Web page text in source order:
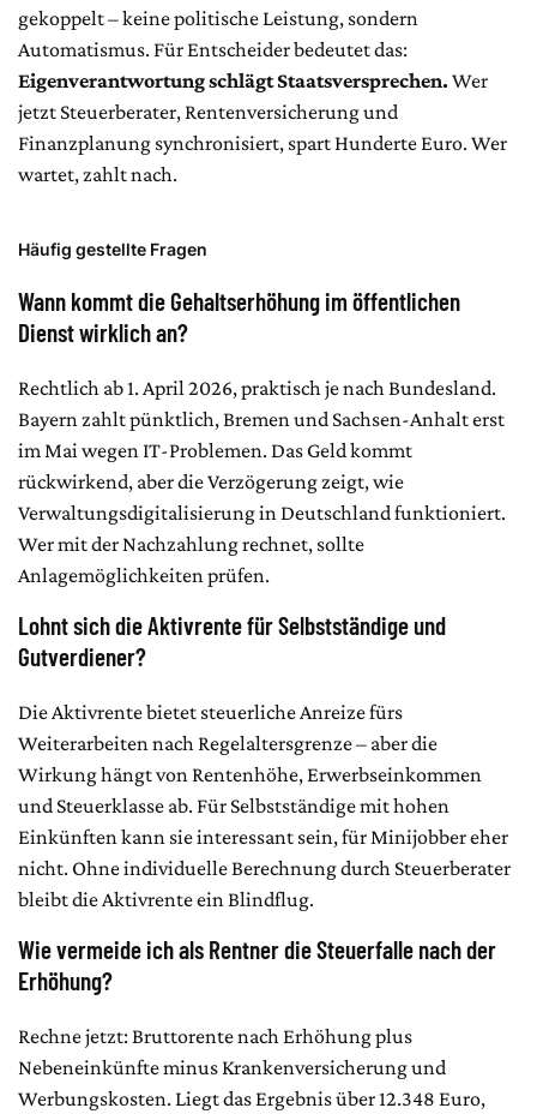
gekoppelt – keine politische Leistung, sondern
Automatismus. Für Entscheider bedeutet das:
Eigenverantwortung schlägt Staatsversprechen.Wer
jetzt Steuerberater, Rentenversicherung und
Finanzplanung synchronisiert, spart Hunderte Euro. Wer
wartet, zahlt nach.
Häufig gestellte Fragen
Wann kommt die Gehaltserhöhung im öffentlichen
Dienst wirklich an?
Rechtlich ab 1. April 2026, praktisch je nach Bundesland.
Bayern zahlt pünktlich, Bremen und Sachsen-Anhalt erst
im Mai wegen IT-Problemen. Das Geld kommt
rückwirkend, aber die Verzögerung zeigt, wie
Verwaltungsdigitalisierung in Deutschland funktioniert.
Wer mit der Nachzahlung rechnet, sollte
Anlagemöglichkeiten prüfen.
Lohnt sich die Aktivrente für Selbstständige und
Gutverdiener?
Die Aktivrente bietet steuerliche Anreize fürs
Weiterarbeiten nach Regelaltersgrenze – aber die
Wirkung hängt von Rentenhöhe, Erwerbseinkommen
und Steuerklasse ab. Für Selbstständige mit hohen
Einkünften kann sie interessant sein, für Minijobber eher
nicht. Ohne individuelle Berechnung durch Steuerberater
bleibt die Aktivrente ein Blindflug.
Wie vermeide ich als Rentner die Steuerfalle nach der
Erhöhung?
Rechne jetzt: Bruttorente nach Erhöhung plus
Nebeneinkünfte minus Krankenversicherung und
Werbungskosten. Liegt das Ergebnis über 12.348 Euro,